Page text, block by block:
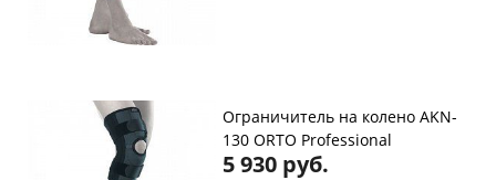
Ограничитель на колено AKN-
130 ORTO Professional
5 930 руб.